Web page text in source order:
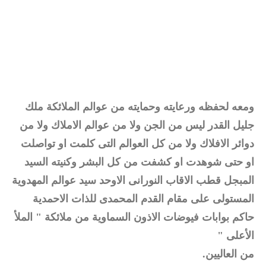
ومعه لحفظه ورعايته وحمايته من عوالم الملائكة ملك
جليل القدر ليس من الجن ولا من عوالم الاملاك ولا من
دوائر الافلاك ولا من كل العوالم التى كلمت او تواصلت
او حتى شوهدت او كشفت من كل البشر وكنيته السيد
المبجل قطب الاقاب النورانى الاوحد سيد عوالم المهدوية
المستولى على مقام القدم المحمدى للذات الاحمدية
حاكم بوابات فيوضات الاذون السماوية من ملائكة " الملأ
الأعلى "
من العاليين.